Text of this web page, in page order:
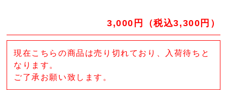
3,000円（税込3,300円）
現在こちらの商品は売り切れており、入荷待ちと
なります。
ご了承お願い致します。